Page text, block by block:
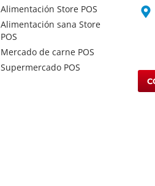
Alimentación Store POS
Alimentación sana Store
POS
Mercado de carne POS
Supermercado POS